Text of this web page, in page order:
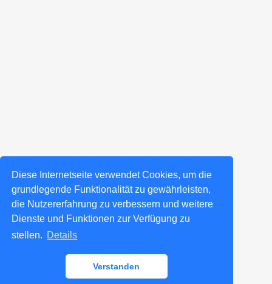
Diese Internetseite verwendet Cookies, um die
grundlegende Funktionalität zu gewährleisten,
die Nutzererfahrung zu verbessern und weitere
Dienste und Funktionen zur Verfügung zu
stellen. Details
Verstanden